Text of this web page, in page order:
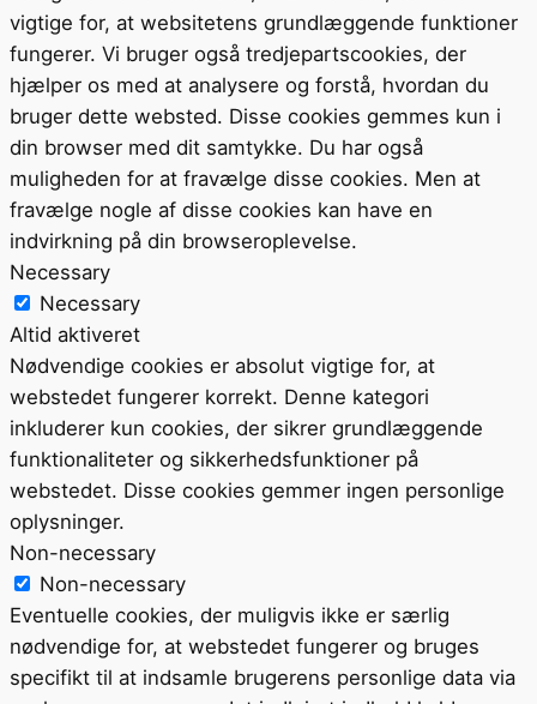
vigtige for, at websitetens grundlæggende funktioner
fungerer. Vi bruger også tredjepartscookies, der
hjælper os med at analysere og forstå, hvordan du
bruger dette websted. Disse cookies gemmes kun i
din browser med dit samtykke. Du har også
muligheden for at fravælge disse cookies. Men at
fravælge nogle af disse cookies kan have en
indvirkning på din browseroplevelse.
Necessary
Necessary
Altid aktiveret
Nødvendige cookies er absolut vigtige for, at
webstedet fungerer korrekt. Denne kategori
inkluderer kun cookies, der sikrer grundlæggende
funktionaliteter og sikkerhedsfunktioner på
webstedet. Disse cookies gemmer ingen personlige
oplysninger.
Non-necessary
Non-necessary
Eventuelle cookies, der muligvis ikke er særlig
nødvendige for, at webstedet fungerer og bruges
specifikt til at indsamle brugerens personlige data via